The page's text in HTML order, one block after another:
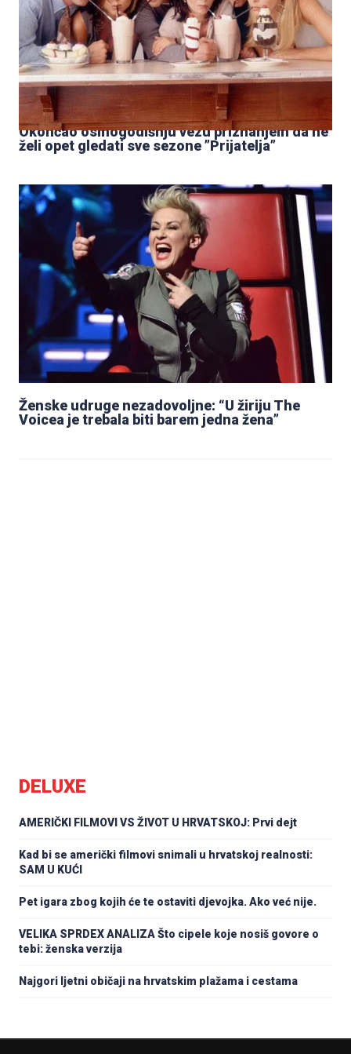
Okončao osmogodišnju vezu priznanjem da ne
želi opet gledati sve sezone ”Prijatelja”
Ženske udruge nezadovoljne: “U žiriju The
Voicea je trebala biti barem jedna žena”
DELUXE
AMERIČKI FILMOVI VS ŽIVOT U HRVATSKOJ: Prvi dejt
Kad bi se američki filmovi snimali u hrvatskoj realnosti:
SAM U KUĆI
Pet igara zbog kojih će te ostaviti djevojka. Ako već nije.
VELIKA SPRDEX ANALIZA Što cipele koje nosiš govore o
tebi: ženska verzija
Najgori ljetni običaji na hrvatskim plažama i cestama